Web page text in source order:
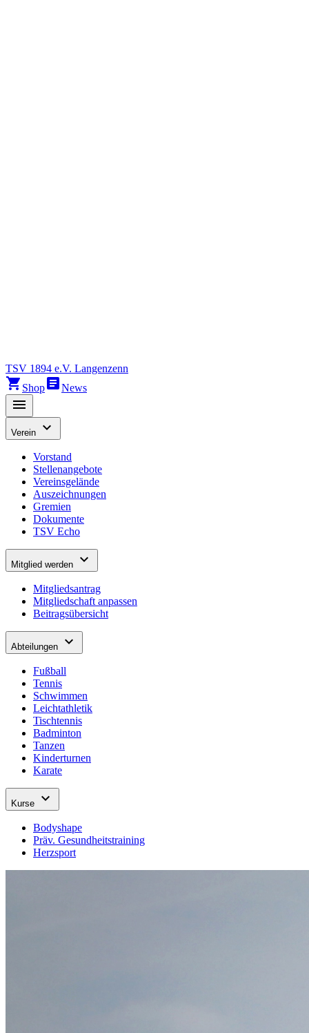
TSV 1894 e.V. Langenzenn
shopping_cart ShoparticleNews
menu
Verein expand_more
Vorstand
Stellenangebote
Vereinsgelände
Auszeichnungen
Gremien
Dokumente
TSV Echo
Mitglied werden expand_more
Mitgliedsantrag
Mitgliedschaft anpassen
Beitragsübersicht
Abteilungen expand_more
Fußball
Tennis
Schwimmen
Leichtathletik
Tischtennis
Badminton
Tanzen
Kinderturnen
Karate
Kurse expand_more
Bodyshape
Präv. Gesundheitstraining
Herzsport